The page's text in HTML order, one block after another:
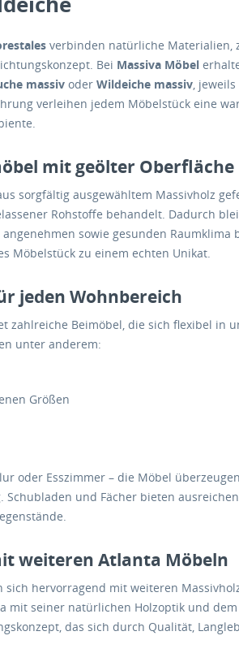
verbinden natürliche Materialien,
Bei Massiva Möbel
massiv oder Wildeiche massiv,
verleihen jedem Möbelstück eine
mit geölter Oberfläche
sorgfältig ausgewähltem Massivholz
Rohstoffe behandelt. Dadurch
sowie gesunden Raumklima
Möbelstück zu einem echten Unikat.
jeden Wohnbereich
zahlreiche Beimöbel, die sich flexibel in
unter anderem:
Größen
oder Esszimmer – die Möbel
und Fächer bieten
weiteren Atlanta Möbeln
sich hervorragend mit weiteren
mit seiner natürlichen Holzoptik und
das sich durch Qualität,